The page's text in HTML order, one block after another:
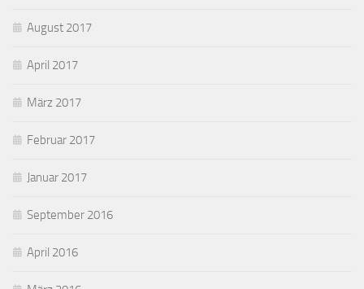
August 2017
April 2017
März 2017
Februar 2017
Januar 2017
September 2016
April 2016